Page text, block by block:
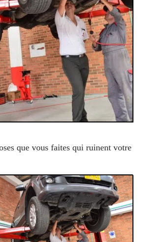
que vous faites qui ruinent votre